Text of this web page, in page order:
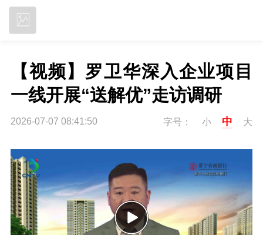
【视频】罗卫华深入企业项目
一线开展“送解优”走访调研
2026-07-07 08:41:50 字号： 小 中 大